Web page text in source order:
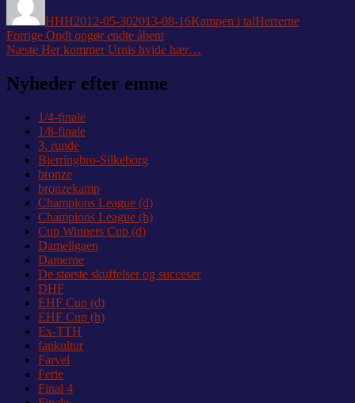
HHH2012-05-302013-08-16Kampen i talHerrerne
Indlægsnavigation
Forrige Forrige
indlæg:
Ondt opgør endte åbent
Næste Næste
Her kommer Urnis hvide hær…
Nyheder efter emne
1/4-finale
1/8-finale
3. runde
Bjerringbro-Silkeborg
bronze
bronzekamp
Champions League (d)
Champions League (h)
Cup Winners Cup (d)
Dameligaen
Damerne
De største skuffelser og succeser
DHF
EHF Cup (d)
EHF Cup (h)
Ex-TTH
fankultur
Farvel
Ferie
Final 4